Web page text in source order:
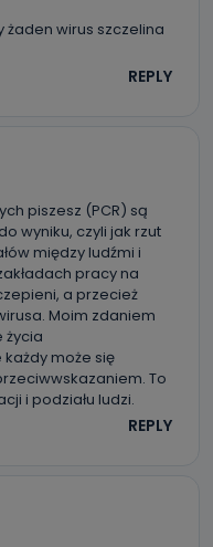
żaden wirus szczelina
REPLY
piszesz (PCR) są
wyniku, czyli jak rzut
między ludźmi i
pracy na
a przecież
Moim zdaniem
życia
może się
To
i podziału ludzi.
REPLY